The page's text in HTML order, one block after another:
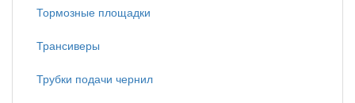
Тормозные площадки
Трансиверы
Трубки подачи чернил